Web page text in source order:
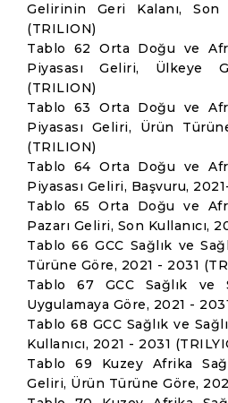
Gelirinin Geri Kalanı, Son
(TRILION)
Tablo 62 Orta Doğu ve
Piyasası Geliri, Ülkeye
(TRILION)
Tablo 63 Orta Doğu ve
Piyasası Geliri, Ürün
(TRILION)
Tablo 64 Orta Doğu ve
Piyasası Geliri, Başvuru,
Tablo 65 Orta Doğu ve
Pazarı Geliri, Son Kullanıcı,
Tablo 66 GCC Sağlık ve
Türüne Göre, 2021 - 2031
Tablo 67 GCC Sağlık ve
Uygulamaya Göre, 2021 -
Tablo 68 GCC Sağlık ve
Kullanıcı, 2021 - 2031
Tablo 69 Kuzey Afrika
Geliri, Ürün Türüne Göre,